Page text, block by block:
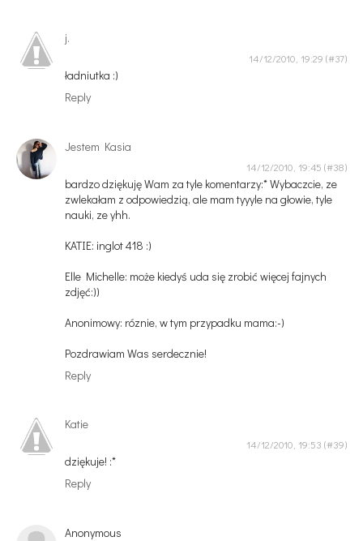
j.
14/12/2010, 19:29
ładniutka :)
Reply
Jestem Kasia
14/12/2010, 19:45
bardzo dziękuję Wam za tyle komentarzy:* Wybaczcie, ze
zwlekałam z odpowiedzią, ale mam tyyyle na głowie, tyle
nauki, ze yhh.
KATIE: inglot 418 :)
Elle Michelle: może kiedyś uda się zrobić więcej fajnych
zdjęć:))
Anonimowy: róznie, w tym przypadku mama:-)
Pozdrawiam Was serdecznie!
Reply
Katie
14/12/2010, 19:53
dziękuje! :*
Reply
Anonymous